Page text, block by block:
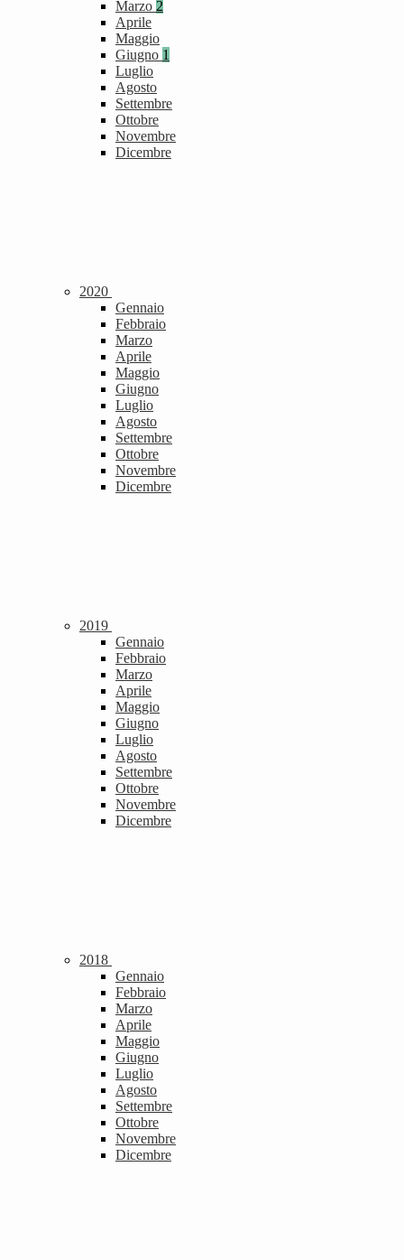
Marzo 2
Aprile
Maggio
Giugno 1
Luglio
Agosto
Settembre
Ottobre
Novembre
Dicembre
2020
Gennaio
Febbraio
Marzo
Aprile
Maggio
Giugno
Luglio
Agosto
Settembre
Ottobre
Novembre
Dicembre
2019
Gennaio
Febbraio
Marzo
Aprile
Maggio
Giugno
Luglio
Agosto
Settembre
Ottobre
Novembre
Dicembre
2018
Gennaio
Febbraio
Marzo
Aprile
Maggio
Giugno
Luglio
Agosto
Settembre
Ottobre
Novembre
Dicembre